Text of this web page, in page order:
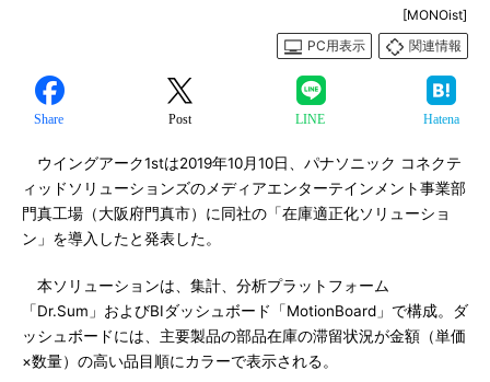
[MONOist]
PC用表示
関連情報
Share Post LINE Hatena
ウイングアーク1stは2019年10月10日、パナソニック コネクテ
ィッドソリューションズのメディアエンターテインメント事業部
門真工場（大阪府門真市）に同社の「在庫適正化ソリューショ
ン」を導入したと発表した。
本ソリューションは、集計、分析プラットフォーム
「Dr.Sum」およびBIダッシュボード「MotionBoard」で構成。ダ
ッシュボードには、主要製品の部品在庫の滞留状況が金額（単価
×数量）の高い品目順にカラーで表示される。